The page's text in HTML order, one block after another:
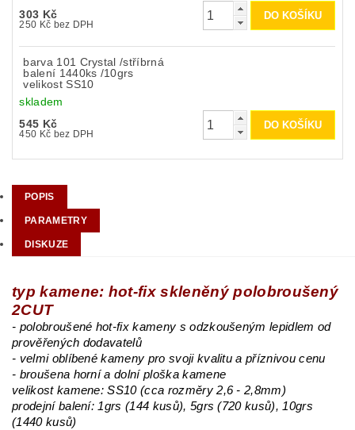
303 Kč
250 Kč bez DPH
barva 101 Crystal /stříbrná
balení 1440ks /10grs
velikost SS10
skladem
545 Kč
450 Kč bez DPH
POPIS
PARAMETRY
DISKUZE
typ kamene: hot-fix skleněný polobroušený
2CUT
- polobroušené hot-fix kameny s odzkoušeným lepidlem od
prověřených dodavatelů
- velmi oblíbené kameny pro svoji kvalitu a příznivou cenu
- broušena horní a dolní ploška kamene
velikost kamene: SS10 (cca rozměry 2,6 - 2,8mm)
prodejní balení: 1grs (144 kusů), 5grs (720 kusů), 10grs
(1440 kusů)